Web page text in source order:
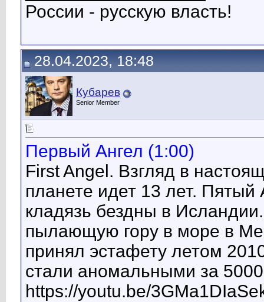
России - русскую власть!
28.04.2023, 18:48
Кубарев
Senior Member
Первый Ангел (1:00)
First Angel. Взгляд в
планете идет 13 лет. Пятый
кладязь бездны в
пылающую гору в море в
принял эстафету летом
стали аномальными за 5000
https://youtu.be/